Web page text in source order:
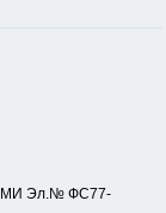
СМИ Эл.№ ФС77-